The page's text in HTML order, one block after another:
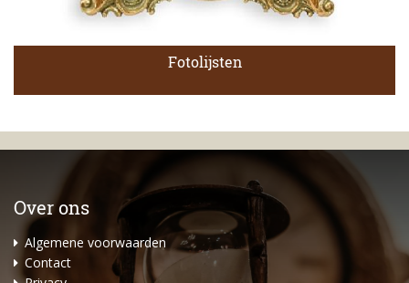
Fotolijsten
Over ons
Algemene voorwaarden
Contact